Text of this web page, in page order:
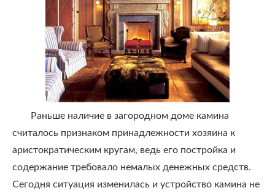
Раньше наличие в загородном доме камина
считалось признаком принадлежности хозяина к
аристократическим кругам, ведь его постройка и
содержание требовало немалых денежных средств.
Сегодня ситуация изменилась и устройство камина не